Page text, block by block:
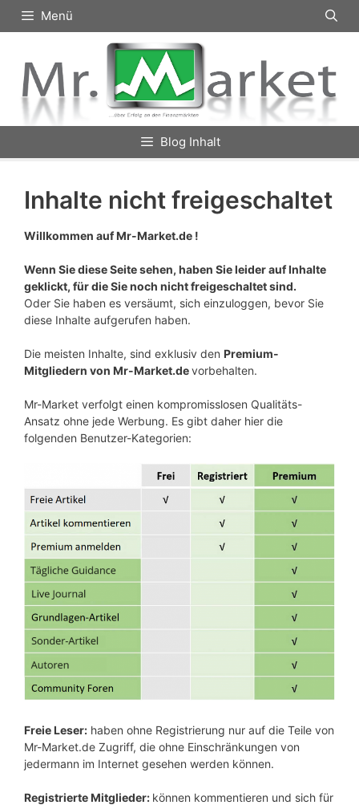
Inhalt
Menü
Blog Inhalt
Inhalte nicht freigeschaltet
Willkommen auf Mr-Market.de !
Wenn Sie diese Seite sehen, haben Sie leider auf Inhalte
geklickt, für die Sie noch nicht freigeschaltet sind.
Oder Sie haben es versäumt, sich einzuloggen, bevor Sie
diese Inhalte aufgerufen haben.
Die meisten Inhalte, sind exklusiv den Premium-
Mitgliedern von Mr-Market.devorbehalten.
Mr-Market verfolgt einen kompromisslosen Qualitäts-
Ansatz ohne jede Werbung. Es gibt daher hier die
folgenden Benutzer-Kategorien:
Freie Leser: haben ohne Registrierung nur auf die Teile von
Mr-Market.de Zugriff, die ohne Einschränkungen von
jedermann im Internet gesehen werden können.
Registrierte Mitglieder: können kommentieren und sich für